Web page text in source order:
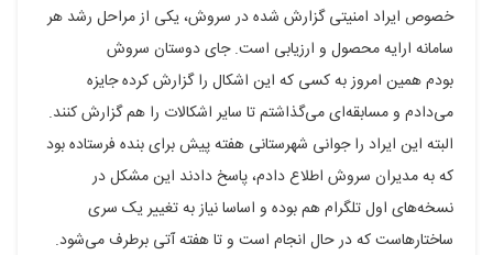
خصوص ایراد امنیتی گزارش شده در سروش، یکی از مراحل رشد هر
سامانه ارایه محصول و ارزیابی است. جای دوستان سروش
بودم همین امروز به کسی که این اشکال را گزارش کرده جایزه
می‌دادم و مسابقه‌ای می‌گذاشتم تا سایر اشکالات را هم گزارش کنند.
البته این ایراد را جوانی شهرستانی هفته پیش برای بنده فرستاده بود
که به مدیران سروش اطلاع دادم،‌ پاسخ دادند این مشکل در
نسخه‌های اول تلگرام هم بوده و اساسا نیاز به تغییر یک سری
ساختارهاست که در حال انجام است و تا هفته آتی برطرف می‌شود.